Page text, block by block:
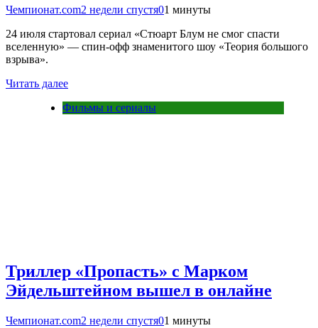
Чемпионат.com2 недели спустя01 минуты
24 июля стартовал сериал «Стюарт Блум не смог спасти
вселенную» — спин-офф знаменитого шоу «Теория большого
взрыва».
Читать далее
Фильмы и сериалы
Триллер «Пропасть» с Марком
Эйдельштейном вышел в онлайне
Чемпионат.com2 недели спустя01 минуты